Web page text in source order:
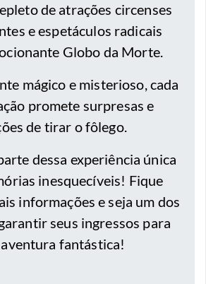
de atrações circenses
e espetáculos radicais
Globo da Morte.
mágico e misterioso, cada
promete surpresas e
de tirar o fôlego.
dessa experiência única
inesquecíveis! Fique
informações e seja um dos
seus ingressos para
aventura fantástica!